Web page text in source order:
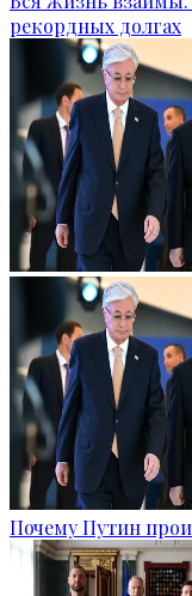
рекордных долгах
Почему Путин